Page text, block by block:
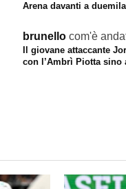
Arena davanti a
brunello com'è
Il giovane attaccante
con l’Ambrì Piotta sino